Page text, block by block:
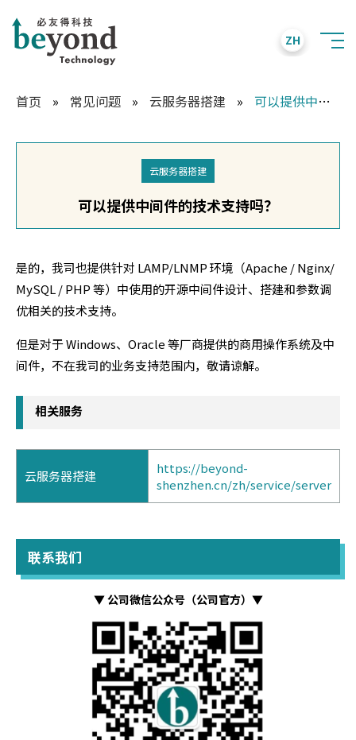
ZH
首页 » 常见问题 » 云服务器搭建 » 可以提供中间件的技术支持吗？
云服务器搭建
可以提供中间件的技术支持吗？
是的，我司也提供针对 LAMP/LNMP 环境（Apache / Nginx/
MySQL / PHP 等）中使用的开源中间件设计、搭建和参数调
优相关的技术支持。
但是对于 Windows、Oracle 等厂商提供的商用操作系统及中
间件，不在我司的业务支持范围内，敬请谅解。
相关服务
云服务器搭建
https://beyond-
shenzhen.cn/zh/service/server
联系我们
▼ 公司微信公众号（公司官方）▼